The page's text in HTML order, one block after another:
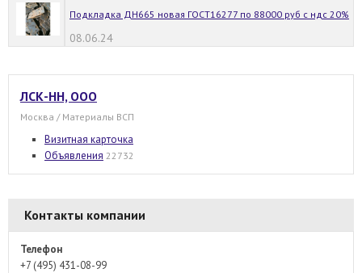
Подкладка ДН665 новая ГОСТ16277 по 88000 руб с ндс 20%
08.06.24
ЛСК-НН, ООО
Москва / Материалы ВСП
Визитная карточка
Объявления 22732
Контакты компании
Телефон
+7 (495) 431-08-99